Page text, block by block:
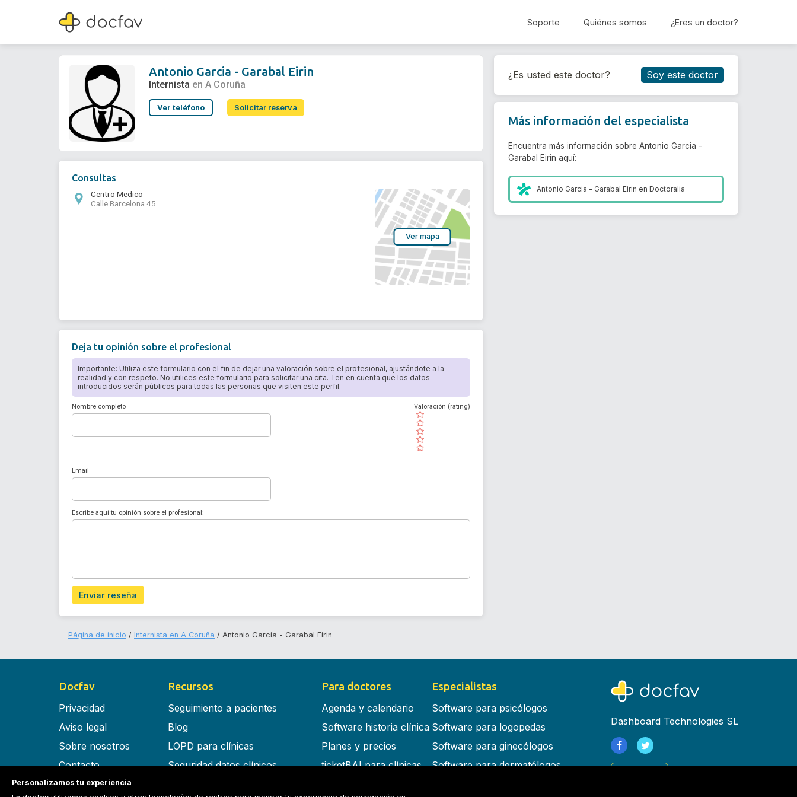
Soporte Quiénes somos ¿Eres un doctor?
Antonio Garcia - Garabal Eirin
Internista
Reservar cita
Antonio Garcia - Garabal Eirin
Internista en A Coruña
Ver teléfono Solicitar reserva
Consultas
Centro Medico
Calle Barcelona 45
Ver mapa
Deja tu opinión sobre el profesional
Importante: Utiliza este formulario con el fin de dejar una valoración sobre el profesional, ajustándote a la
realidad y con respeto. No utilices este formulario para solicitar una cita. Ten en cuenta que los datos
introducidos serán públicos para todas las personas que visiten este perfil.
Nombre completo
( )
( )
( )
( )
( )
Valoración (rating)
Email
Escribe aquí tu opinión sobre el profesional:
Enviar reseña
¿Es usted este doctor? Soy este doctor
Más información del especialista
Encuentra más información sobre Antonio Garcia -
Garabal Eirin aquí:
Antonio Garcia - Garabal Eirin enDoctoralia
Página de inicio Internista en A Coruña Antonio Garcia - Garabal Eirin
Docfav
Privacidad
Aviso legal
Sobre nosotros
Contacto
Términos y condiciones
Recursos
Seguimiento a pacientes
Blog
LOPD para clínicas
Seguridad datos clínicos
Para doctores
Agenda y calendario
Software historia clínica
Planes y precios
ticketBAI para clínicas
Especialistas
Software para psicólogos
Software para logopedas
Software para ginecólogos
Software para dermatólogos
Dashboard Technologies SL
Personalizamos tu experiencia